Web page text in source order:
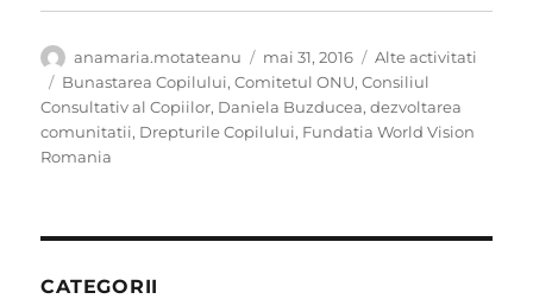
Autor
anamaria.motateanu
Publicat
pe
mai 31, 2016 Categorii
Alte activitati
Etichete
Bunastarea Copilului,Comitetul ONU,Consiliul
Consultativ al Copiilor, Daniela Buzducea,dezvoltarea
comunitatii, Drepturile Copilului, Fundatia World Vision
Romania
CATEGORII